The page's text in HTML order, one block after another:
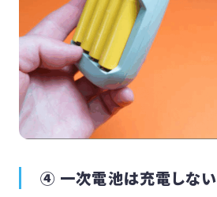
④ 一次電池は充電しない